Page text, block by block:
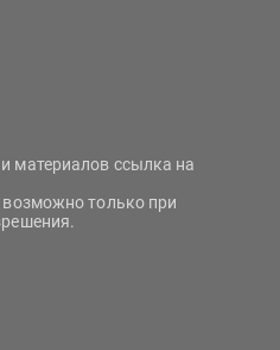
материалов ссылка на
возможно только при